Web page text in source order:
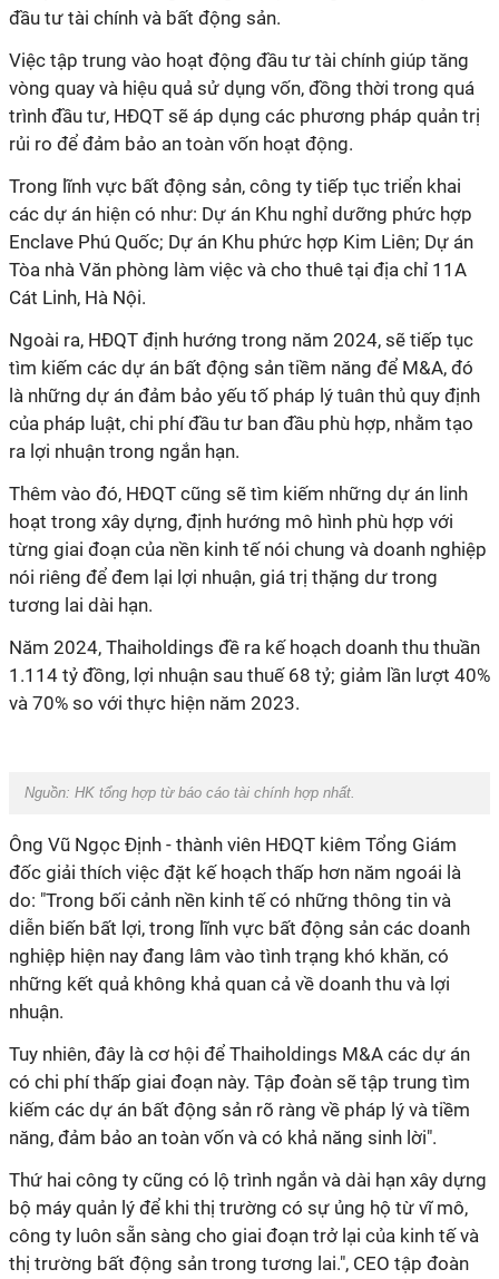
đầu tư tài chính và bất động sản.
Việc tập trung vào hoạt động đầu tư tài chính giúp tăng
vòng quay và hiệu quả sử dụng vốn, đồng thời trong quá
trình đầu tư, HĐQT sẽ áp dụng các phương pháp quản trị
rủi ro để đảm bảo an toàn vốn hoạt động.
Trong lĩnh vực bất động sản, công ty tiếp tục triển khai
các dự án hiện có như: Dự án Khu nghỉ dưỡng phức hợp
Enclave Phú Quốc; Dự án Khu phức hợp Kim Liên; Dự án
Tòa nhà Văn phòng làm việc và cho thuê tại địa chỉ 11A
Cát Linh, Hà Nội.
Ngoài ra, HĐQT định hướng trong năm 2024, sẽ tiếp tục
tìm kiếm các dự án bất động sản tiềm năng để M&A, đó
là những dự án đảm bảo yếu tố pháp lý tuân thủ quy định
của pháp luật, chi phí đầu tư ban đầu phù hợp, nhằm tạo
ra lợi nhuận trong ngắn hạn.
Thêm vào đó, HĐQT cũng sẽ tìm kiếm những dự án linh
hoạt trong xây dựng, định hướng mô hình phù hợp với
từng giai đoạn của nền kinh tế nói chung và doanh nghiệp
nói riêng để đem lại lợi nhuận, giá trị thặng dư trong
tương lai dài hạn.
Năm 2024, Thaiholdings đề ra kế hoạch doanh thu thuần
1.114 tỷ đồng, lợi nhuận sau thuế 68 tỷ; giảm lần lượt 40%
và 70% so với thực hiện năm 2023.
Nguồn: HK tổng hợp từ báo cáo tài chính hợp nhất.
Ông Vũ Ngọc Định - thành viên HĐQT kiêm Tổng Giám
đốc giải thích việc đặt kế hoạch thấp hơn năm ngoái là
do: "Trong bối cảnh nền kinh tế có những thông tin và
diễn biến bất lợi, trong lĩnh vực bất động sản các doanh
nghiệp hiện nay đang lâm vào tình trạng khó khăn, có
những kết quả không khả quan cả về doanh thu và lợi
nhuận.
Tuy nhiên, đây là cơ hội để Thaiholdings M&A các dự án
có chi phí thấp giai đoạn này. Tập đoàn sẽ tập trung tìm
kiếm các dự án bất động sản rõ ràng về pháp lý và tiềm
năng, đảm bảo an toàn vốn và có khả năng sinh lời".
Thứ hai công ty cũng có lộ trình ngắn và dài hạn xây dựng
bộ máy quản lý để khi thị trường có sự ủng hộ từ vĩ mô,
công ty luôn sẵn sàng cho giai đoạn trở lại của kinh tế và
thị trường bất động sản trong tương lai.", CEO tập đoàn